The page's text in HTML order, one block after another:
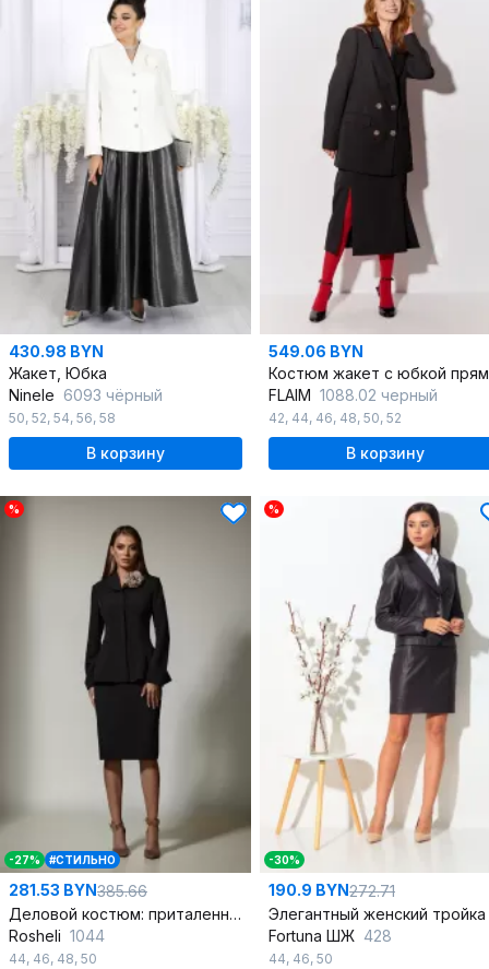
430.98 BYN
Жакет, Юбка
Ninele 6093 чёрный
50, 52, 54, 56, 58
В корзину
549.06 BYN
FLAIM 1088.02 черный
42, 44, 46, 48, 50, 52
В корзину
%
-27% #СТИЛЬНО
281.53 BYN385.66
Деловой костюм: приталенный жакет с баской и юбка без пояса
Rosheli 1044
44, 46, 48, 50
%
-30%
190.9 BYN272.71
Fortuna ШЖ 428
44, 46, 50